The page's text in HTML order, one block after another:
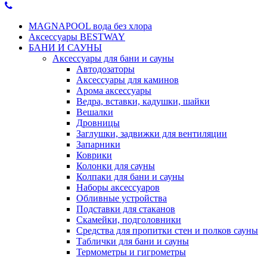
MAGNAPOOL вода без хлора
Аксессуары BESTWAY
БАНИ И САУНЫ
Аксессуары для бани и сауны
Автодозаторы
Аксессуары для каминов
Арома аксессуары
Ведра, вставки, кадушки, шайки
Вешалки
Дровницы
Заглушки, задвижки для вентиляции
Запарники
Коврики
Колонки для сауны
Колпаки для бани и сауны
Наборы аксессуаров
Обливные устройства
Подставки для стаканов
Скамейки, подголовники
Средства для пропитки стен и полков сауны
Таблички для бани и сауны
Термометры и гигрометры